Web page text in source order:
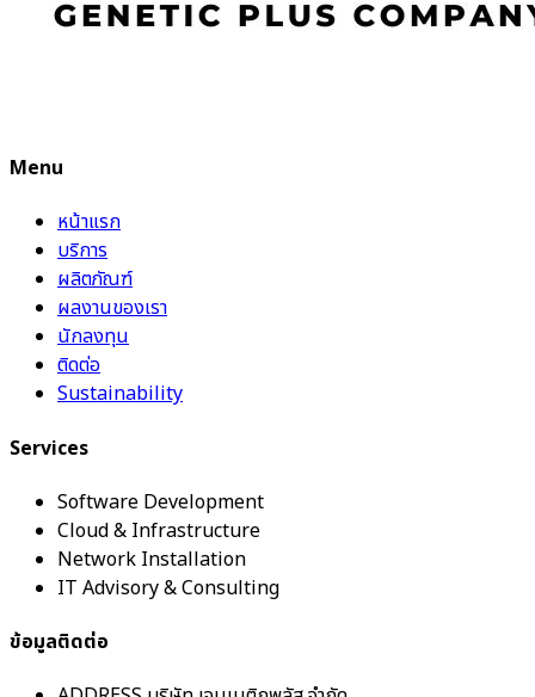
Menu
หน้าแรก
บริการ
ผลิตภัณฑ์
ผลงานของเรา
นักลงทุน
ติดต่อ
Sustainability
Services
Software Development
Cloud & Infrastructure
Network Installation
IT Advisory & Consulting
ข้อมูลติดต่อ